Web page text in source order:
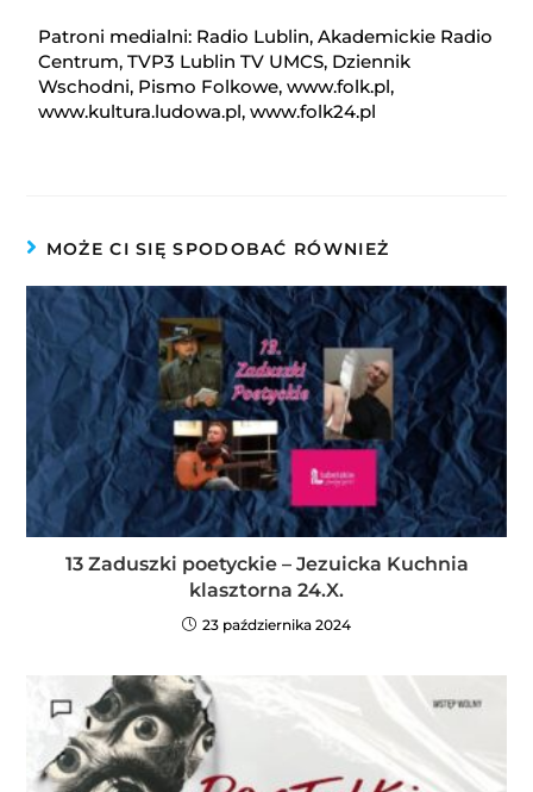
Patroni medialni: Radio Lublin, Akademickie Radio
Centrum, TVP3 Lublin TV UMCS, Dziennik
Wschodni, Pismo Folkowe, www.folk.pl,
www.kultura.ludowa.pl, www.folk24.pl
MOŻE CI SIĘ SPODOBAĆ RÓWNIEŻ
13 Zaduszki poetyckie – Jezuicka Kuchnia
klasztorna 24.X.
23 października 2024